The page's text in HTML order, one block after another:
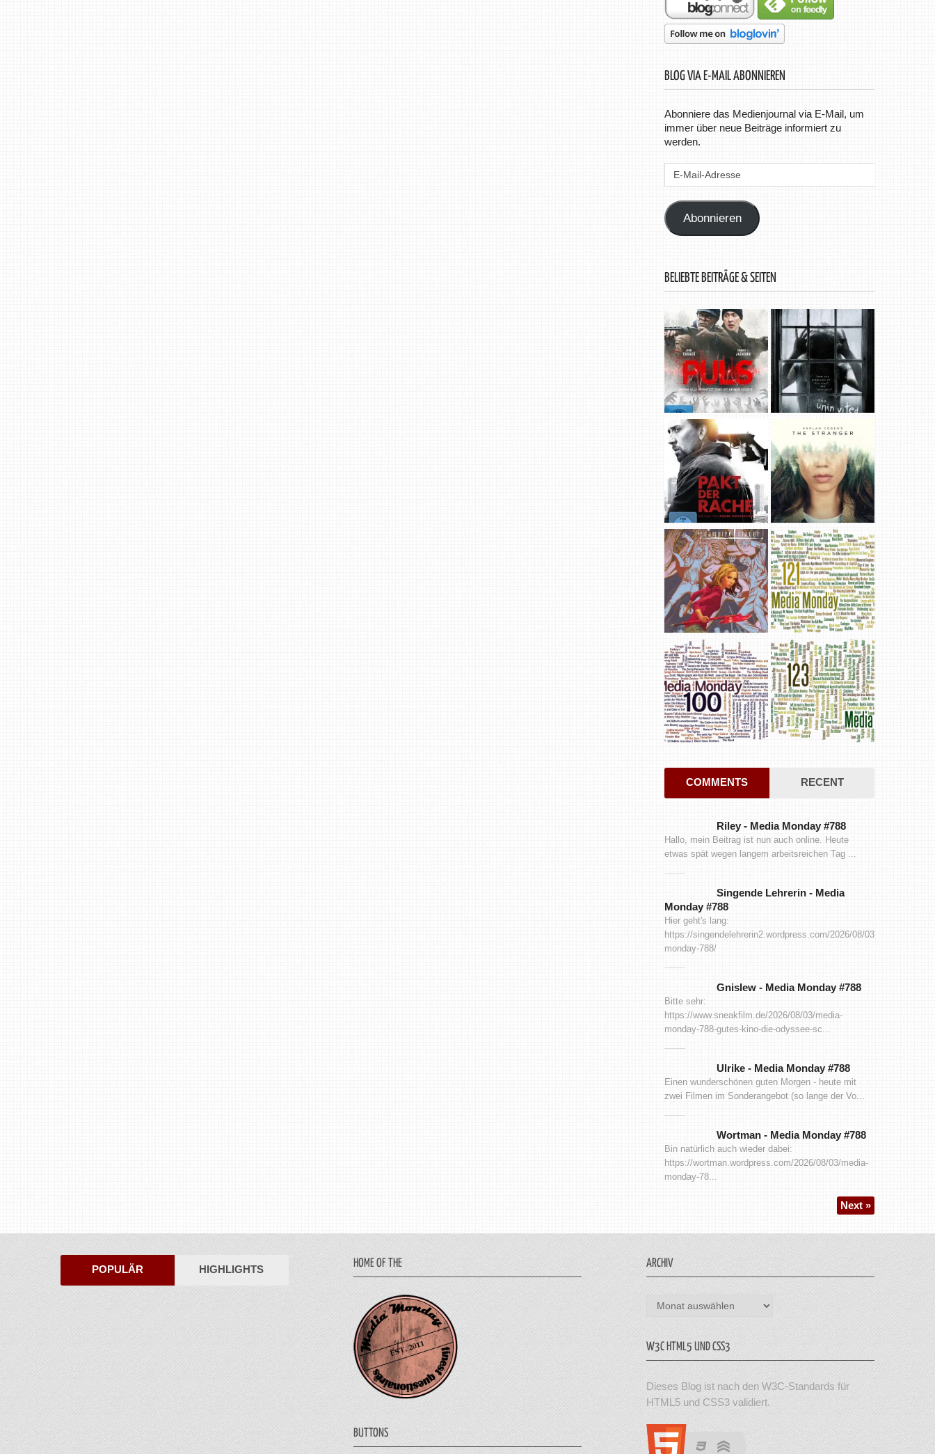
BLOG VIA E-MAIL ABONNIEREN
Abonniere das Medienjournal via E-Mail, um
immer über neue Beiträge informiert zu
werden.
E-
Abonnieren
BELIEBTE BEITRÄGE & SEITEN
COMMENTS RECENT
Riley- Media Monday #788
Hallo, mein Beitrag ist nun auch online. Heute
etwas spät wegen langem arbeitsreichen Tag ...
Singende Lehrerin- Media
Monday #788
Hier geht's lang:
https://singendelehrerin2.wordpress.com/2026/08/03/media-
monday-788/
Gnislew- Media Monday #788
Bitte sehr:
https://www.sneakfilm.de/2026/08/03/media-
monday-788-gutes-kino-die-odyssee-sc...
Ulrike- Media Monday #788
Einen wunderschönen guten Morgen - heute mit
zwei Filmen im Sonderangebot (so lange der Vo...
Wortman- Media Monday #788
Bin natürlich auch wieder dabei:
https://wortman.wordpress.com/2026/08/03/media-
monday-78...
Next »
POPULÄR HIGHLIGHTS HOME OF THE
BUTTONS
ARCHIV
Archiv
W3C HTML5 UND CSS3
Dieses Blog ist nach den W3C-Standards für
HTML5 und CSS3 validiert.